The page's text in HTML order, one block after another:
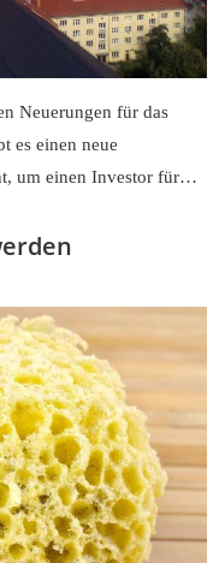
Neuerungen für das
es einen neue
um einen Investor für…